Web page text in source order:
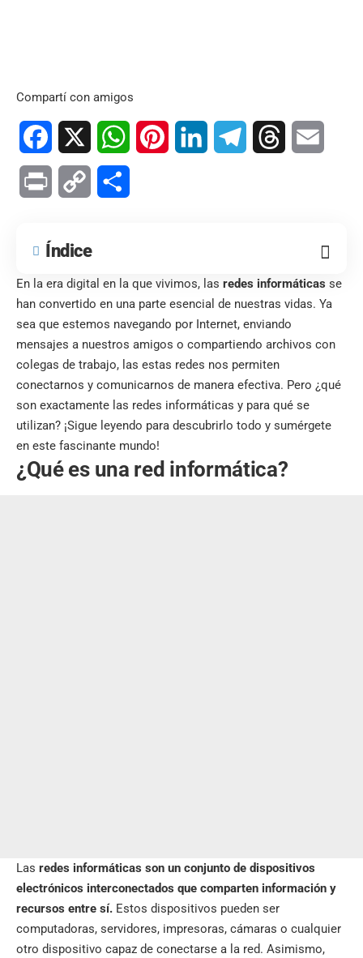
Compartí con amigos
Facebook WhatsAppPinterest LinkedIn TelegramThreads
Print Copy
Índice
En la era digital en la que vivimos, las redes informáticas se
han convertido en una parte esencial de nuestras vidas. Ya
sea que estemos navegando por Internet, enviando
mensajes a nuestros amigos o compartiendo archivos con
colegas de trabajo, las estas redes nos permiten
conectarnos y comunicarnos de manera efectiva. Pero ¿qué
son exactamente las redes informáticas y para qué se
utilizan? ¡Sigue leyendo para descubrirlo todo y sumérgete
en este fascinante mundo!
¿Qué es una red informática?
Las redes informáticas son un conjunto de dispositivos
electrónicos interconectados que comparten información y
recursos entre sí. Estos dispositivos pueden ser
computadoras, servidores, impresoras, cámaras o cualquier
otro dispositivo capaz de conectarse a la red. Asimismo,